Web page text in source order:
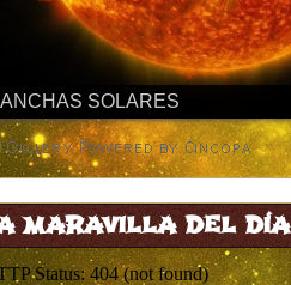
MARAVILLA DEL DÍA